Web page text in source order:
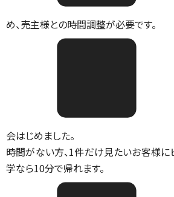
め、売主様との時間調整が必要です。
会はじめました。
時間がない方、1件だけ見たいお客様に
学なら10分で帰れます。